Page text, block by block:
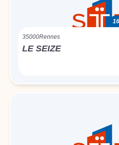
35000Rennes
LE SEIZE